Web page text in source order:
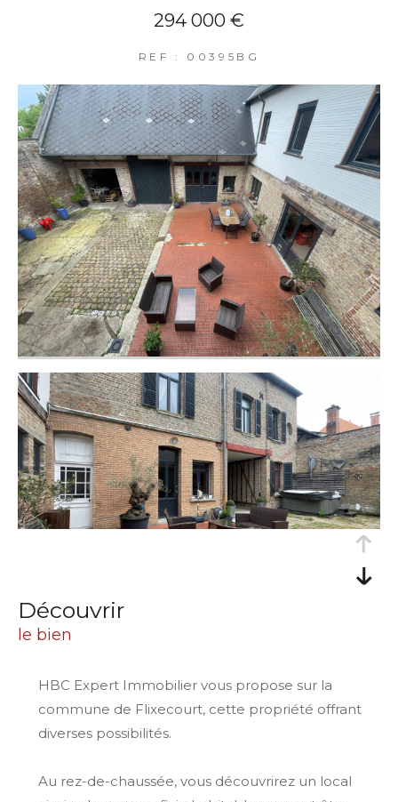
294 000 €
REF : 00395BG
découvrir
le bien
HBC Expert Immobilier vous propose sur la
commune de Flixecourt, cette propriété offrant
diverses possibilités.
Au rez-de-chaussée, vous découvrirez un local